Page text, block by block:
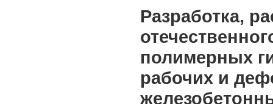
Разработка,
полимерных
рабочих и